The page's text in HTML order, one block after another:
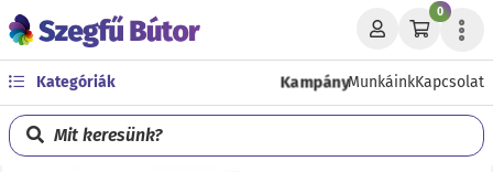
0
Kategóriák KampányMunkáinkKapcsolat
Mit keresünk?